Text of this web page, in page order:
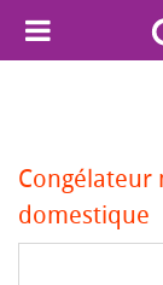
Congélateur
domestique